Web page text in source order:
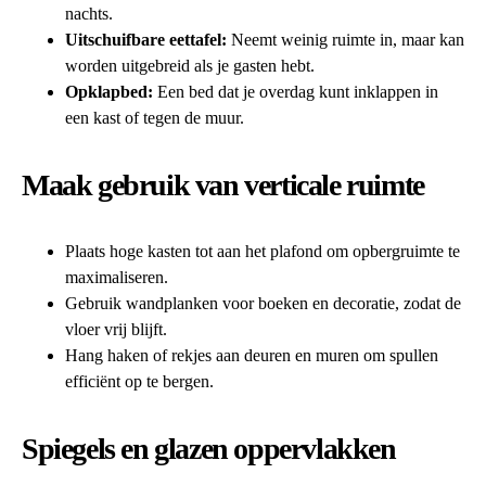
nachts.
Uitschuifbare eettafel: Neemt weinig ruimte in, maar kan
worden uitgebreid als je gasten hebt.
Opklapbed: Een bed dat je overdag kunt inklappen in
een kast of tegen de muur.
Maak gebruik van verticale ruimte
Plaats hoge kasten tot aan het plafond om opbergruimte te
maximaliseren.
Gebruik wandplanken voor boeken en decoratie, zodat de
vloer vrij blijft.
Hang haken of rekjes aan deuren en muren om spullen
efficiënt op te bergen.
Spiegels en glazen oppervlakken